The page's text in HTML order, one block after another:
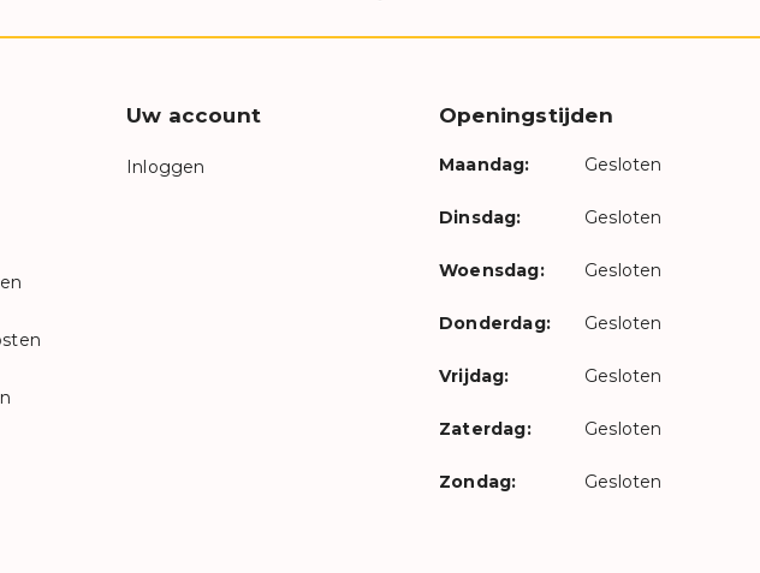
Uw account
Inloggen
Openingstijden
Maandag: Gesloten
Dinsdag: Gesloten
Woensdag: Gesloten
Donderdag: Gesloten
Vrijdag: Gesloten
Zaterdag: Gesloten
Zondag: Gesloten